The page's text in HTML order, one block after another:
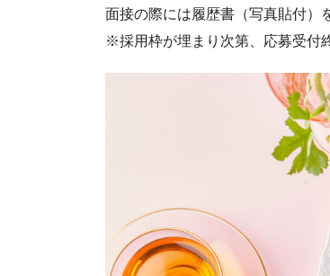
面接の際には履歴書（写真貼付）
※採用枠が埋まり次第、応募受付